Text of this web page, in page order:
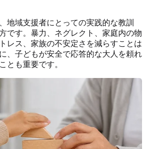
地域支援者にとっての実践的な教訓
です。暴力、ネグレクト、家庭内の物
レス、家族の不安定さを減らすことは
、子どもが安全で応答的な大人を頼れ
とも重要です。